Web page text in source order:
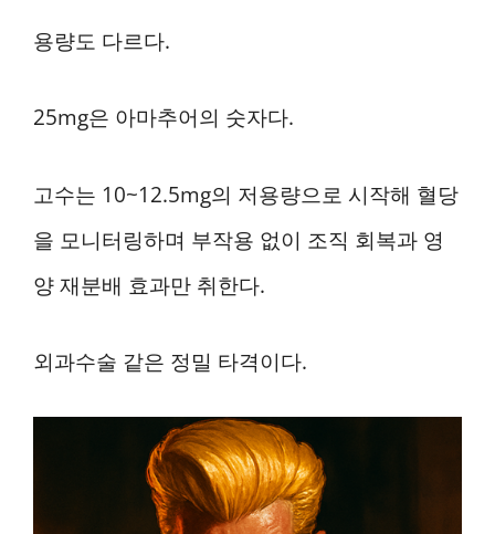
용량도 다르다.
25mg은 아마추어의 숫자다.
고수는 10~12.5mg의 저용량으로 시작해 혈당
을 모니터링하며 부작용 없이 조직 회복과 영
양 재분배 효과만 취한다.
외과수술 같은 정밀 타격이다.